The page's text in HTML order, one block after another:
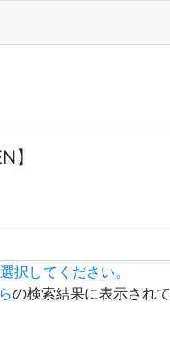
】
択してください。
の検索結果に表示され